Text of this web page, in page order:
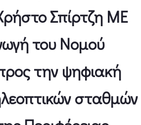
Σπίρτζη ME
του Νομού
την ψηφιακή
σταθμών